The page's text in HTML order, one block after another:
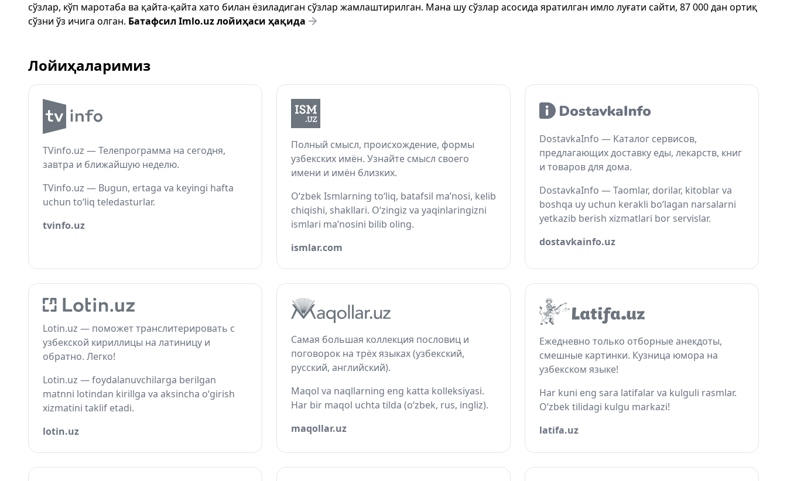
сўзлар, кўп маротаба ва қайта-қайта хато билан ёзиладиган сўзлар жамлаштирилган. Мана шу сўзлар асосида яратилган имло луғати сайти, 87 000 дан ортиқ
сўзни ўз ичига олган. Батафсил Imlo.uz лойиҳаси ҳақида
Лойиҳаларимиз
TVinfo.uz — Телепрограмма на сегодня,
завтра и ближайшую неделю.
TVinfo.uz — Bugun, ertaga va keyingi hafta
uchun to‘liq teledasturlar.
tvinfo.uz
Полный смысл, происхождение, формы
узбекских имён. Узнайте смысл своего
имени и имён близких.
O‘zbek Ismlarning to‘liq, batafsil ma’nosi, kelib
chiqishi, shakllari. O‘zingiz va yaqinlaringizni
ismlari ma’nosini bilib oling.
ismlar.com
DostavkaInfo — Каталог сервисов,
предлагающих доставку еды, лекарств, книг
и товаров для дома.
DostavkaInfo — Taomlar, dorilar, kitoblar va
boshqa uy uchun kerakli bo‘lagan narsalarni
yetkazib berish xizmatlari bor servislar.
dostavkainfo.uz
Lotin.uz — поможет транслитерировать с
узбекской кириллицы на латиницу и
обратно. Легко!
Lotin.uz — foydalanuvchilarga berilgan
matnni lotindan kirillga va aksincha o‘girish
xizmatini taklif etadi.
lotin.uz
Самая большая коллекция пословиц и
поговорок на трёх языках (узбекский,
русский, английский).
Maqol va naqllarning eng katta kolleksiyasi.
Har bir maqol uchta tilda (o‘zbek, rus, ingliz).
maqollar.uz
Ежедневно только отборные анекдоты,
смешные картинки. Кузница юмора на
узбекском языке!
Har kuni eng sara latifalar va kulguli rasmlar.
O‘zbek tilidagi kulgu markazi!
latifa.uz